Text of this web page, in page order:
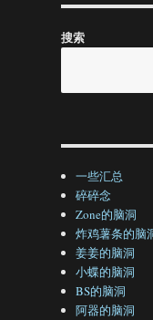
搜索
一些汇总
碎碎念
Zone的脑洞
炸鸡薯条的脑
姜姜的脑洞
小蝶的脑洞
BS的脑洞
阿器的脑洞